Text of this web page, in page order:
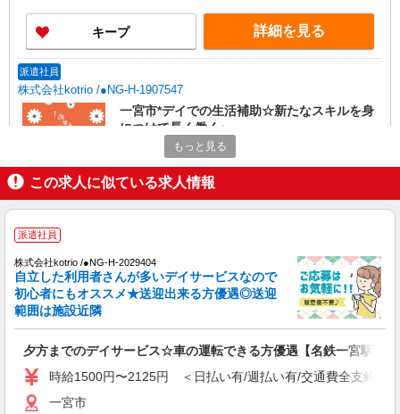
キープ 詳細を見る
派遣社員
株式会社kotrio /●NG-H-1907547
一宮市*デイでの生活補助☆新たなスキルを身
につけて長く働く♪
時給1500円〜2150円 ＜日払い有/週払い有/交
通費全支給(ガソリン代含む)＞
一宮市
派遣社員
株式会社kotrio /●NG-H-1992425
個別ケア重視！高級シニア住宅で巡回やケアな
時給1500円〜2125円 ＜日払い有/週払い有/交
通費全支給(ガソリン代含む)＞
一宮市
もっと見る
この求人に似ている求人情報
派遣社員
株式会社kotrio /●NG-H-2029404
自立した利用者さんが多いデイサービスなので
初心者にもオススメ★送迎出来る方優遇◎送迎
範囲は施設近隣
夕方までのデイサービス☆車の運転できる方優遇【名鉄一宮駅】
時給1500円〜2125円 ＜日払い有/週払い有/交通費全支給(ガ
一宮市